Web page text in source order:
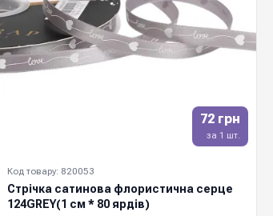
72 грн
за 1 шт.
Код товару: 820053
Стрічка сатинова флористична серце
124GREY(1 см * 80 ярдів)